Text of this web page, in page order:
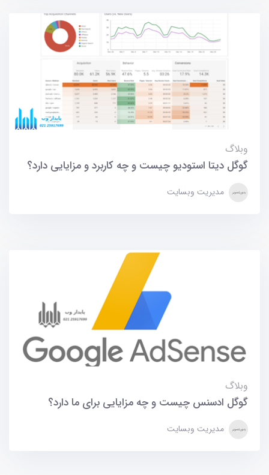
وبلاگ
گوگل دیتا استودیو چیست و چه کاربرد و مزایایی دارد؟
مدیریت وبسایت
وبلاگ
گوگل ادسنس چیست و چه مزایایی برای ما دارد؟
مدیریت وبسایت